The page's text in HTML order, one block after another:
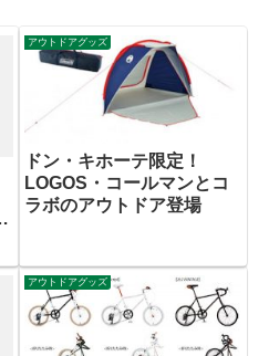
アウトドアグッズ
ドン・キホーテ限定！
LOGOS・コールマンとコ
ラボのアウトドア登場
アウトドアグッズ